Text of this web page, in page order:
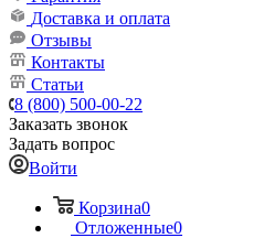
Доставка и оплата
Отзывы
Контакты
Статьи
8 (800) 500-00-22
Заказать звонок
Задать вопрос
Войти
Корзина0
Отложенные0